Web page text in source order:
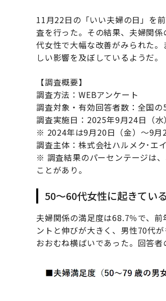
11月22日の「いい夫婦の日」を
査を行った。その結果、夫婦関
代女性で大幅な改善がみられた
しい影響を及ぼしているようだ。
【調査概要】
調査方法：WEBアンケート
調査対象・有効回答者数：全国
調査実施日：2025年9月24日（水
※ 2024年は9月20日（金）～9月
調査主体：株式会社ハルメク･エ
※ 調査結果のパーセンテージは
ことがあり。
50～60代女性に起きてい
夫婦関係の満足度は68.7％で、
ントと伸びが大きく、男性70代
おおむね横ばいであった。回答者